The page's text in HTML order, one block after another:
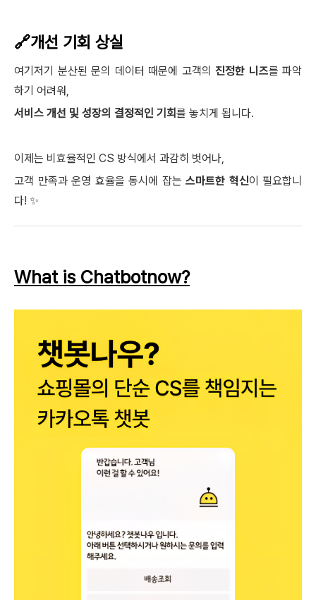
🔗개선 기회 상실
여기저기 분산된 문의 데이터 때문에 고객의 진정한 니즈를 파악
하기 어려워,
서비스 개선 및 성장의 결정적인 기회를 놓치게 됩니다.
이제는 비효율적인 CS 방식에서 과감히 벗어나,
고객 만족과 운영 효율을 동시에 잡는 스마트한 혁신이 필요합니
다! ✨
What is Chatbotnow?